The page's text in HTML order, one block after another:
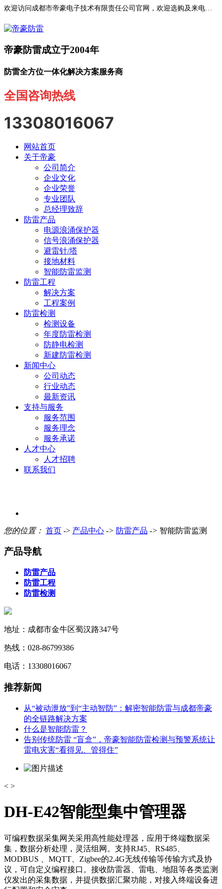
欢迎访问成都市帝豪电子技术有限责任公司官网，欢迎选购及来电咨询！
帝豪防雷成立于2004年
防雷全方位一体化解决方案服务商
全国咨询热线
13308016067
网站首页
关于帝豪
公司简介
企业文化
企业荣誉
专业团队
总经理致辞
防雷产品
电源浪涌保护器
信号浪涌保护器
避雷针/塔
接地材料
智能防雷监测
防雷工程
解决方案
工程案例
防雷检测
检测设备
年度防雷检测
防静电检测
新建防雷检测
新闻中心
公司动态
行业动态
最新资讯
支持与服务
服务范围
服务理念
服务承诺
人才中心
人才招聘
联系我们
您的位置： 首页 -> 产品中心 -> 防雷产品 -> 智能防雷监测
产品导航
防雷产品
防雷工程
防雷检测
地址：成都市金牛区蜀汉路347号
热线：028-86799386
电话：13308016067
推荐新闻
从“被动泄放”到“主动智防”：解密智能防雷与成都帝豪
的全链路解决方案
什么是智能防雷？
告别传统防雷 “盲盒”，帝豪智能防雷检测与预警系统让
雷电灾害“看得见、管得住”
< >
DH-E42智能型集中管理器
可编程数据采集网关采用高性能处理器，应用于终端数据采
集，数据分析处理，灵活组网。支持RJ45、RS485、
MODBUS 、MQTT、Zigbee的2.4G无线传输等传输方式及协
议，可自定义编程接口。接收防雷器、雷电、地阻等各类监测
仪发出的采集数据，并提供数据汇聚功能，对接入终端设备进